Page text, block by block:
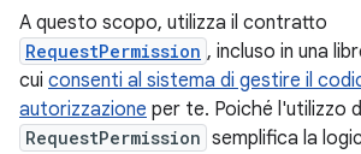
A questo scopo, utilizza il contratto
RequestPermission , incluso in una
cui consenti al sistema di gestire il
autorizzazione per te. Poiché l'utilizzo
RequestPermission semplifica la